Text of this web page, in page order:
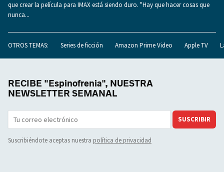
que crear la película para IMAX está siendo duro. "Hay que hacer cosas que
nunca...
OTROS TEMAS: Series de ficción Amazon Prime Video Apple TV
RECIBE "Espinofrenia", NUESTRA
NEWSLETTER SEMANAL
SUSCRIBIR
Suscribiéndote aceptas nuestra política de privacidad